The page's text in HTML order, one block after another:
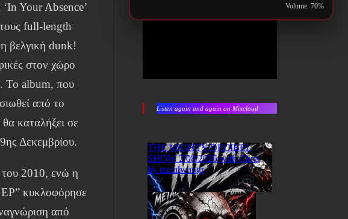
Volume: 70%
Your Absence’
τους full-length
βελγική dunk!
στον χώρο
Το album, που
από το
καταλήξει σε
Δεκεμβρίου.
του 2010, ενώ η
EP” κυκλοφόρησε
από
Listen again and again on Mixcloud